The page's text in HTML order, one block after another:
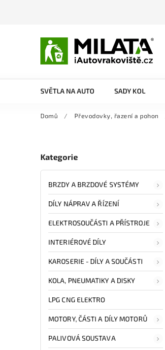
SVĚTLA NA AUTO SADY KOL
Domů / Převodovky, řazení a pohon
Kategorie
BRZDY A BRZDOVÉ SYSTÉMY
DÍLY NÁPRAV A ŘÍZENÍ
ELEKTROSOUČÁSTI A PŘÍSTROJE
INTERIÉROVÉ DÍLY
KAROSERIE - DÍLY A SOUČÁSTI
KOLA, PNEUMATIKY A DISKY
LPG CNG ELEKTRO
MOTORY, ČÁSTI A DÍLY MOTORŮ
PALIVOVÁ SOUSTAVA